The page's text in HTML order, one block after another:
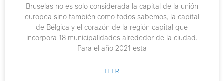
Bruselas no es solo considerada la capital de la unión
europea sino también como todos sabemos, la capital
de Bélgica y el corazón de la región capital que
incorpora 18 municipalidades alrededor de la ciudad.
Para el año 2021 esta
LEER